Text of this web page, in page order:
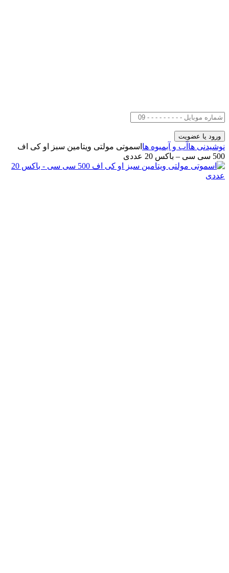
نوشیدنی ها آب و آبمیوه ها اسموتی مولتی ویتامین سبز او کی اف
500 سی سی – باکس 20 عددی